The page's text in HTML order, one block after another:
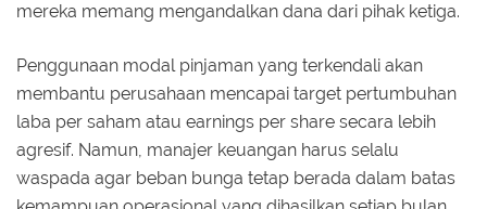
mereka memang mengandalkan dana dari pihak ketiga.
Penggunaan modal pinjaman yang terkendali akan
membantu perusahaan mencapai target pertumbuhan
laba per saham atau earnings per share secara lebih
agresif. Namun, manajer keuangan harus selalu
waspada agar beban bunga tetap berada dalam batas